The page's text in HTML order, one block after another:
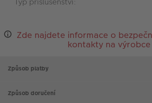
Zde najdete informace o
kontakty na výrobce
Způsob platby
Způsob doručení